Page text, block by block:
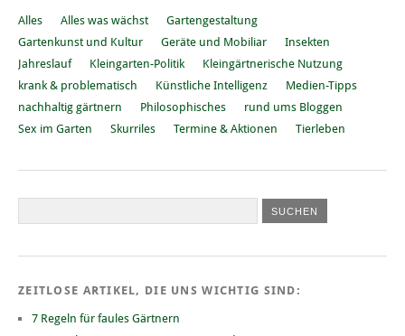
Alles Alles was wächst
Gartengestaltung
Gartenkunst und Kultur
Geräte und Mobiliar
Insekten
Jahreslauf
Kleingarten-Politik
Kleingärtnerische Nutzung
krank & problematisch
Künstliche Intelligenz
Medien-Tipps
nachhaltig gärtnern
Philosophisches
rund ums Bloggen
Sex im Garten
Skurriles Termine & Aktionen Tierleben
ZEITLOSE ARTIKEL, DIE UNS WICHTIG SIND:
7 Regeln für faules Gärtnern